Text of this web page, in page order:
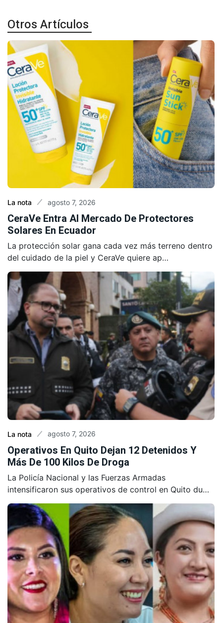
Otros Artículos
La nota agosto 7, 2026
CeraVe Entra Al Mercado De Protectores
Solares En Ecuador
La protección solar gana cada vez más terreno dentro
del cuidado de la piel y CeraVe quiere ap…
La nota agosto 7, 2026
Operativos En Quito Dejan 12 Detenidos Y
Más De 100 Kilos De Droga
La Policía Nacional y las Fuerzas Armadas
intensificaron sus operativos de control en Quito du…